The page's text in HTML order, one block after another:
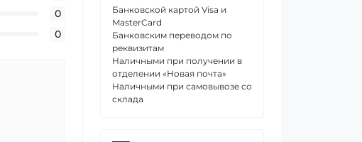
0
0
Банковской картой Visa и
MasterCard
Банковским переводом по
реквизитам
Наличными при получении в
отделении «Новая почта»
Наличными при самовывозе со
склада